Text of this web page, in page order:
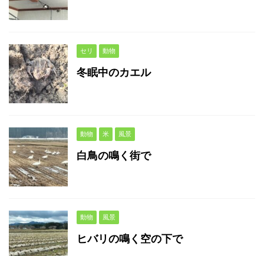
セリ 動物
冬眠中のカエル
動物 米 風景
白鳥の鳴く街で
動物 風景
ヒバリの鳴く空の下で